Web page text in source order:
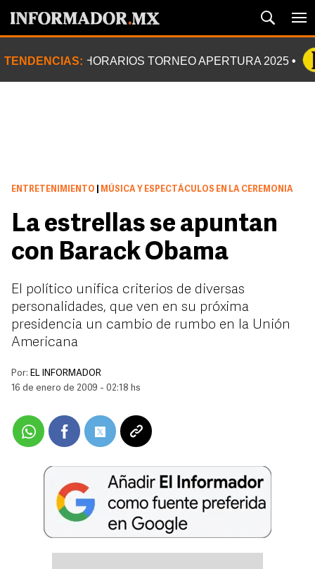
TENDENCIAS: HORARIOS TORNEO APERTURA 2025
ENTRETENIMIENTO MÚSICA Y ESPECTÁCULOS EN LA CEREMONIA
La estrellas se apuntan
con Barack Obama
El político unifica criterios de diversas
personalidades, que ven en su próxima
presidencia un cambio de rumbo en la Unión
Americana
Por: EL INFORMADOR
16 de enero de 2009 - 02:18 hs